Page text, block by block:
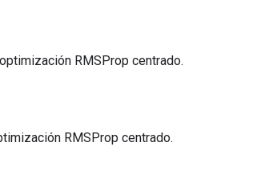
RMSProp centrado.
RMSProp centrado.